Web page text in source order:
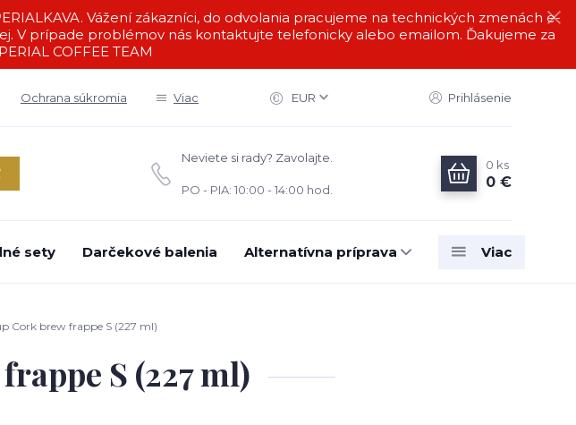
Vážení zákazníci, do odvolania pracujeme na technických zmenách e-
V prípade problémov nás kontaktujte telefonicky alebo emailom. Ďakujeme za
COFFEE TEAM
Ochrana súkromia Viac EUR Prihlásenie
Neviete si rady? Zavolajte.
PO - PIA: 10:00 - 14:00 hod.
0 ks
0 €
sety Darčekové balenia Alternatívna príprava Viac
Cork brew frappe S (227 ml)
S (227 ml)